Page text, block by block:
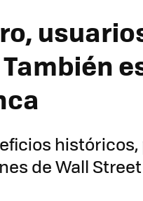
históricos,
de Wall